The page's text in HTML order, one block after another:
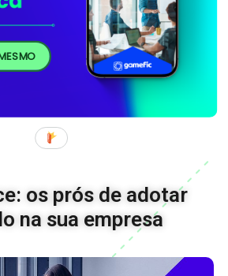
os prós de adotar
na sua empresa